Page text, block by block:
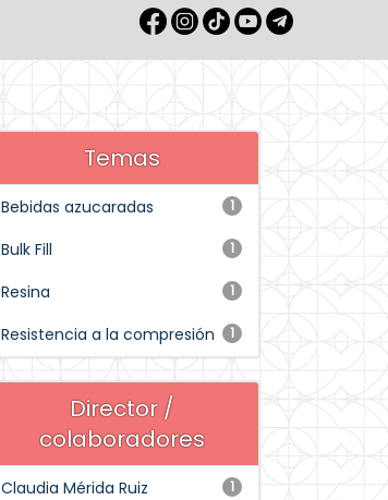
Temas
1
Bebidas azucaradas
1
Bulk Fill
1
Resina
1
Resistencia a la compresión
Director /
colaboradores
1
Claudia Mérida Ruiz